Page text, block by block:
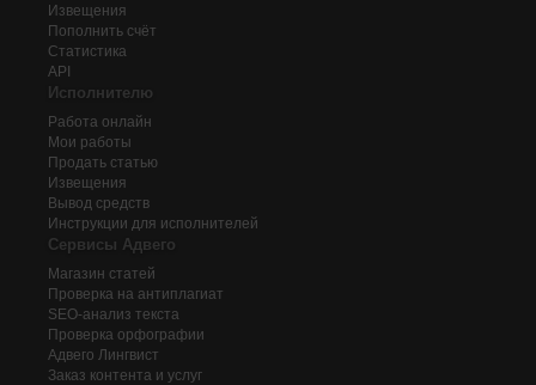
Извещения
Пополнить счёт
Статистика
API
Исполнителю
Работа онлайн
Мои работы
Продать статью
Извещения
Вывод средств
Инструкции для исполнителей
Сервисы Адвего
Магазин статей
Проверка на антиплагиат
SEO-анализ текста
Проверка орфографии
Адвего Лингвист
Заказ контента и услуг